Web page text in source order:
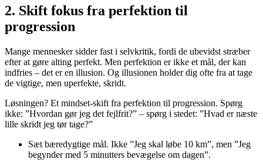
2. Skift fokus fra perfektion til
progression
Mange mennesker sidder fast i selvkritik, fordi de ubevidst stræber
efter at gøre alting perfekt. Men perfektion er ikke et mål, der kan
indfries – det er en illusion. Og illusionen holder dig ofte fra at tage
de vigtige, men uperfekte, skridt.
Løsningen? Et mindset-skift fra perfektion til progression. Spørg
ikke: ”Hvordan gør jeg det fejlfrit?” – spørg i stedet: ”Hvad er næste
lille skridt jeg tør tage?”
Sæt bæredygtige mål. Ikke ”Jeg skal løbe 10 km”, men ”Jeg
begynder med 5 minutters bevægelse om dagen”.